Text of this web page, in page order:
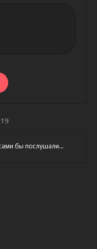
бы послушали...